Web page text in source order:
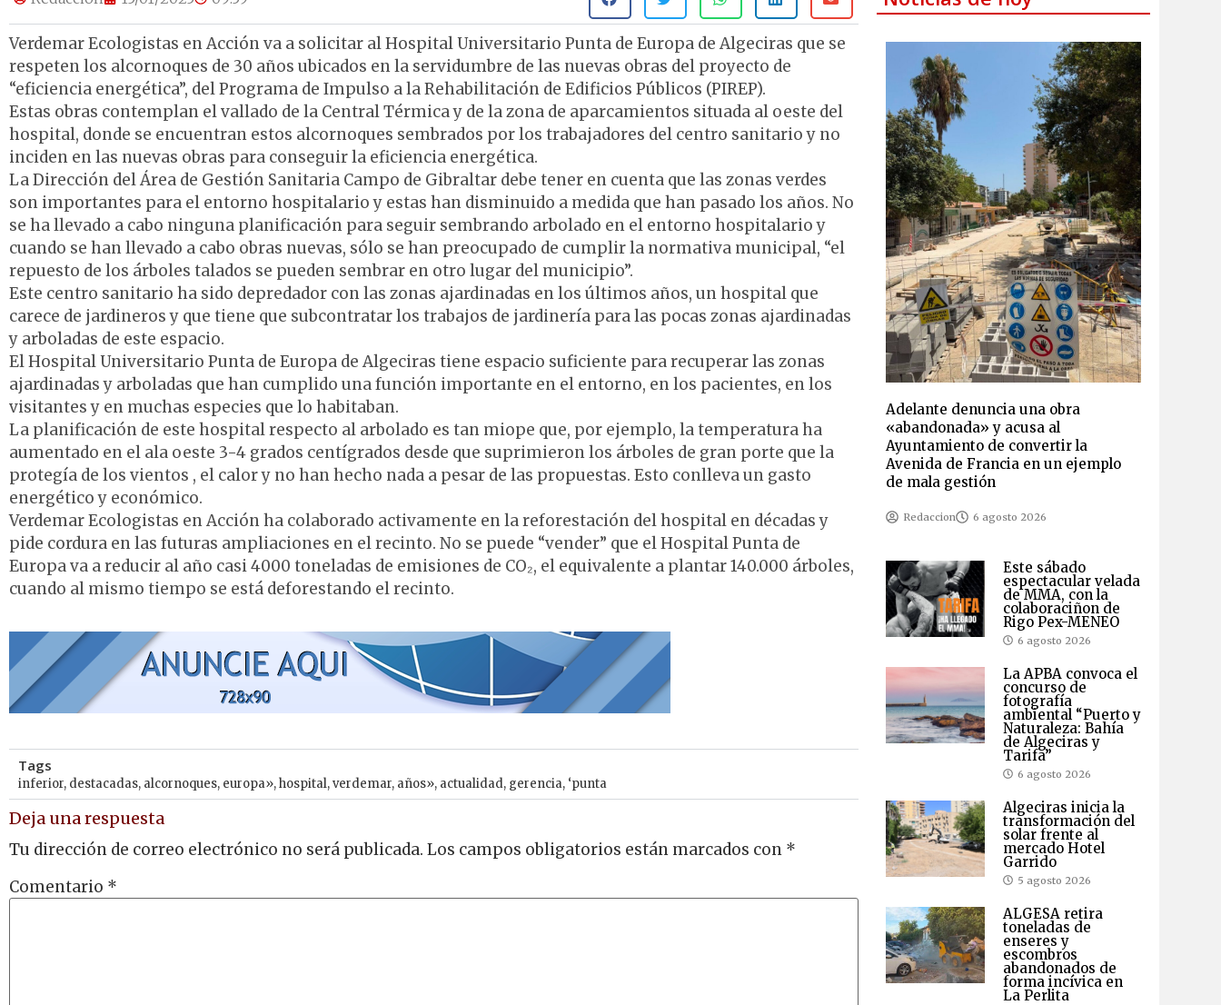
Verdemar Ecologistas en Acción va a solicitar al Hospital Universitario Punta de Europa de Algeciras que se
respeten los alcornoques de 30 años ubicados en la servidumbre de las nuevas obras del proyecto de
“eficiencia energética”, del Programa de Impulso a la Rehabilitación de Edificios Públicos (PIREP).
Estas obras contemplan el vallado de la Central Térmica y de la zona de aparcamientos situada al oeste del
hospital, donde se encuentran estos alcornoques sembrados por los trabajadores del centro sanitario y no
inciden en las nuevas obras para conseguir la eficiencia energética.
La Dirección del Área de Gestión Sanitaria Campo de Gibraltar debe tener en cuenta que las zonas verdes
son importantes para el entorno hospitalario y estas han disminuido a medida que han pasado los años. No
se ha llevado a cabo ninguna planificación para seguir sembrando arbolado en el entorno hospitalario y
cuando se han llevado a cabo obras nuevas, sólo se han preocupado de cumplir la normativa municipal, “el
repuesto de los árboles talados se pueden sembrar en otro lugar del municipio”.
Este centro sanitario ha sido depredador con las zonas ajardinadas en los últimos años, un hospital que
carece de jardineros y que tiene que subcontratar los trabajos de jardinería para las pocas zonas ajardinadas
y arboladas de este espacio.
El Hospital Universitario Punta de Europa de Algeciras tiene espacio suficiente para recuperar las zonas
ajardinadas y arboladas que han cumplido una función importante en el entorno, en los pacientes, en los
visitantes y en muchas especies que lo habitaban.
La planificación de este hospital respecto al arbolado es tan miope que, por ejemplo, la temperatura ha
aumentado en el ala oeste 3-4 grados centígrados desde que suprimieron los árboles de gran porte que la
protegía de los vientos , el calor y no han hecho nada a pesar de las propuestas. Esto conlleva un gasto
energético y económico.
Verdemar Ecologistas en Acción ha colaborado activamente en la reforestación del hospital en décadas y
pide cordura en las futuras ampliaciones en el recinto. No se puede “vender” que el Hospital Punta de
Europa va a reducir al año casi 4000 toneladas de emisiones de CO₂, el equivalente a plantar 140.000 árboles,
cuando al mismo tiempo se está deforestando el recinto.
Tags
inferior, destacadas, alcornoques, europa»,hospital,verdemar, años», actualidad, gerencia, ‘punta
Deja una respuesta
Tu dirección de correo electrónico no será publicada. Los campos obligatorios están marcados con *
Comentario *
Adelante denuncia una obra
«abandonada» y acusa al
Ayuntamiento de convertir la
Avenida de Francia en un ejemplo
de mala gestión
Redaccion 6 agosto 2026
Este sábado
espectacular velada
de MMA, con la
colaboraciñon de
Rigo Pex-MENEO
6 agosto 2026
La APBA convoca el
concurso de
fotografía
ambiental “Puerto y
Naturaleza: Bahía
de Algeciras y
Tarifa”
6 agosto 2026
Algeciras inicia la
transformación del
solar frente al
mercado Hotel
Garrido
5 agosto 2026
ALGESA retira
toneladas de
enseres y
escombros
abandonados de
forma incívica en
La Perlita